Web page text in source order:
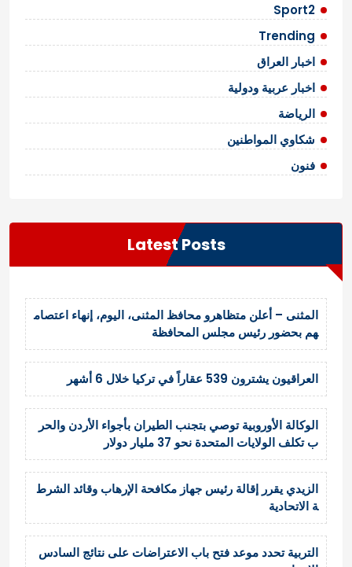
Sport2
Trending
اخبار العراق
اخبار عربية ودولية
الرياضة
شكاوي المواطنين
فنون
Latest Posts
المثنى – أعلن متظاهرو محافظ المثنى، اليوم، إنهاء اعتصام
هم بحضور رئيس مجلس المحافظة
العراقيون يشترون 539 عقاراً في تركيا خلال 6 أشهر
الوكالة الأوروبية توصي بتجنب الطيران بأجواء الأردن والحر
ب تكلف الولايات المتحدة نحو 37 مليار دولار
الزيدي يقرر إقالة رئيس جهاز مكافحة الإرهاب وقائد الشرط
ة الاتحادية
التربية تحدد موعد فتح باب الاعتراضات على نتائج السادس